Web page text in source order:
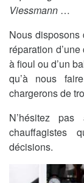
Viessmann …
Nous
réparation
à fioul ou d’un
qu’à nous
chargerons de
N’hésitez
chauffagistes
décisions.